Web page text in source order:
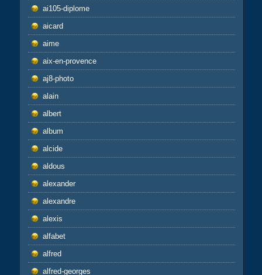
ai105-diplome
aicard
aime
aix-en-provence
aj8-photo
alain
albert
album
alcide
aldous
alexander
alexandre
alexis
alfabet
alfred
alfred-georges